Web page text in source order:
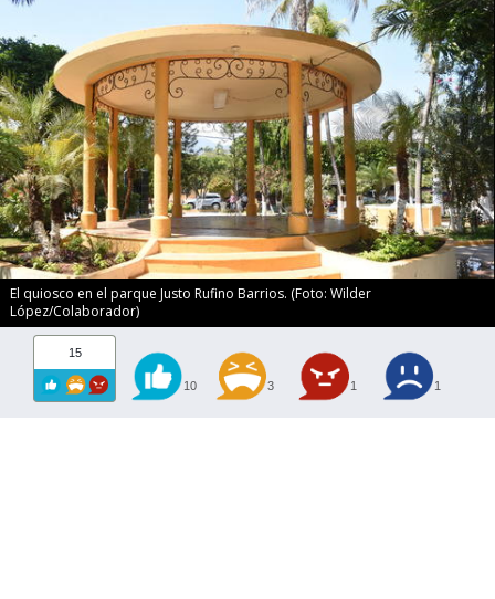
El quiosco en el parque Justo Rufino Barrios. (Foto: Wilder
López/Colaborador)
15
10 3 1 1